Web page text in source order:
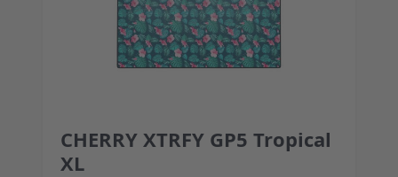
The price depends on the options chosen on the
CHERRY XTRFY GP5 Tropical
XL